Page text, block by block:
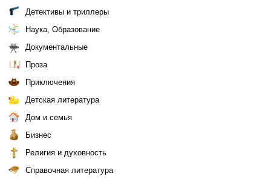
Детективы и триллеры
Наука, Образование
Документальные
Проза
Приключения
Детская литература
Дом и семья
Бизнес
Религия и духовность
Справочная литература